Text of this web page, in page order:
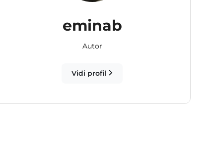
eminab
Autor
Vidi profil